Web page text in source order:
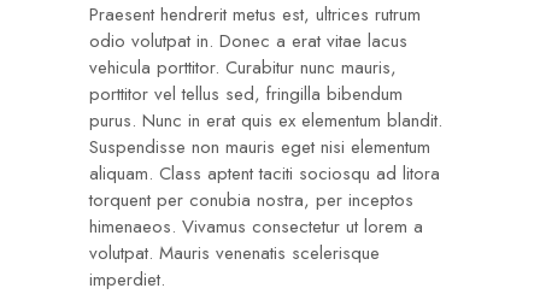
Praesent hendrerit metus est, ultrices rutrum
odio volutpat in. Donec a erat vitae lacus
vehicula porttitor. Curabitur nunc mauris,
porttitor vel tellus sed, fringilla bibendum
purus. Nunc in erat quis ex elementum blandit.
Suspendisse non mauris eget nisi elementum
aliquam. Class aptent taciti sociosqu ad litora
torquent per conubia nostra, per inceptos
himenaeos. Vivamus consectetur ut lorem a
volutpat. Mauris venenatis scelerisque
imperdiet.